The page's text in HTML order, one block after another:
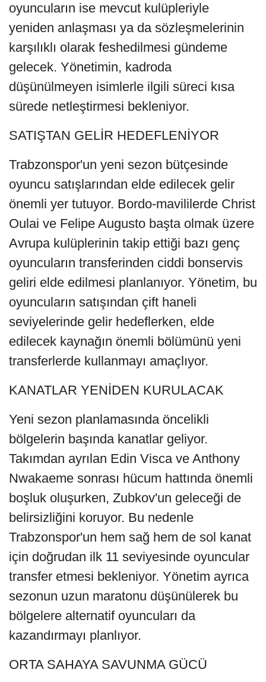
oyuncuların ise mevcut kulüpleriyle
yeniden anlaşması ya da sözleşmelerinin
karşılıklı olarak feshedilmesi gündeme
gelecek. Yönetimin, kadroda
düşünülmeyen isimlerle ilgili süreci kısa
sürede netleştirmesi bekleniyor.
SATIŞTAN GELİR HEDEFLENİYOR
Trabzonspor'un yeni sezon bütçesinde
oyuncu satışlarından elde edilecek gelir
önemli yer tutuyor. Bordo-mavililerde Christ
Oulai ve Felipe Augusto başta olmak üzere
Avrupa kulüplerinin takip ettiği bazı genç
oyuncuların transferinden ciddi bonservis
geliri elde edilmesi planlanıyor. Yönetim, bu
oyuncuların satışından çift haneli
seviyelerinde gelir hedeflerken, elde
edilecek kaynağın önemli bölümünü yeni
transferlerde kullanmayı amaçlıyor.
KANATLAR YENİDEN KURULACAK
Yeni sezon planlamasında öncelikli
bölgelerin başında kanatlar geliyor.
Takımdan ayrılan Edin Visca ve Anthony
Nwakaeme sonrası hücum hattında önemli
boşluk oluşurken, Zubkov'un geleceği de
belirsizliğini koruyor. Bu nedenle
Trabzonspor'un hem sağ hem de sol kanat
için doğrudan ilk 11 seviyesinde oyuncular
transfer etmesi bekleniyor. Yönetim ayrıca
sezonun uzun maratonu düşünülerek bu
bölgelere alternatif oyuncuları da
kazandırmayı planlıyor.
ORTA SAHAYA SAVUNMA GÜCÜ